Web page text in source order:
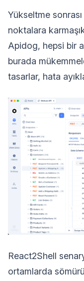
Yükseltme
noktalara
Apidog, hepsi bir
burada
tasarlar, hata
React2Shell
ortamlarda